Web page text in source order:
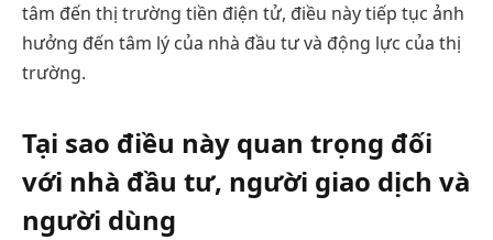
tâm đến thị trường tiền điện tử, điều này tiếp tục ảnh
hưởng đến tâm lý của nhà đầu tư và động lực của thị
trường.
Tại sao điều này quan trọng đối
với nhà đầu tư, người giao dịch và
người dùng